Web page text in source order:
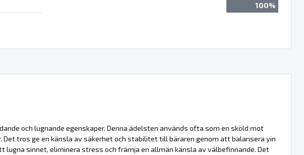
100%
och lugnande egenskaper. Denna ädelsten används ofta som en sköld mot
Det tros ge en känsla av säkerhet och stabilitet till bäraren genom att balansera yin
lugna sinnet, eliminera stress och främja en allmän känsla av välbefinnande. Det